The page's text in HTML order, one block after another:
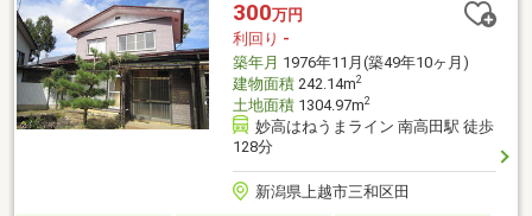
300万円
利回り -
築年月 1976年11月(築49年10ヶ月)
建物面積242.14m2
土地面積1304.97m2
妙高はねうまライン 南高田駅 徒歩
128分
新潟県上越市三和区田